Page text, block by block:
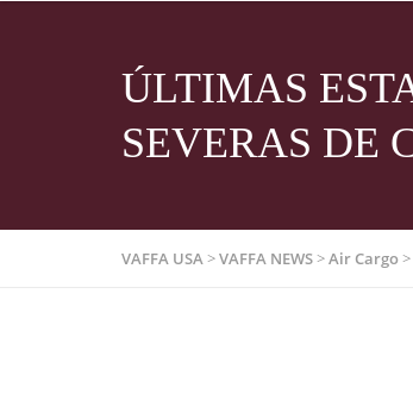
ÚLTIMAS
SEVERAS DE
VAFFA USA>VAFFA NEWS>Air Cargo>